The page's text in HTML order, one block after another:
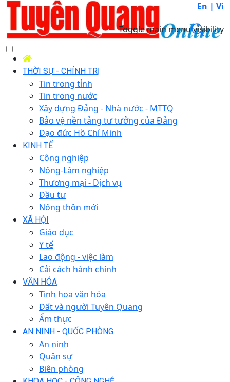
En | Vi
Toggle main menu visibility
THỜI SỰ - CHÍNH TRỊ
Tin trong tỉnh
Tin trong nước
Xây dựng Đảng - Nhà nước - MTTQ
Bảo vệ nền tảng tư tưởng của Đảng
Đạo đức Hồ Chí Minh
KINH TẾ
Công nghiệp
Nông-Lâm nghiệp
Thương mại - Dịch vụ
Đầu tư
Nông thôn mới
XÃ HỘI
Giáo dục
Y tế
Lao động - việc làm
Cải cách hành chính
VĂN HÓA
Tinh hoa văn hóa
Đất và người Tuyên Quang
Ẩm thực
AN NINH - QUỐC PHÒNG
An ninh
Quân sự
Biên phòng